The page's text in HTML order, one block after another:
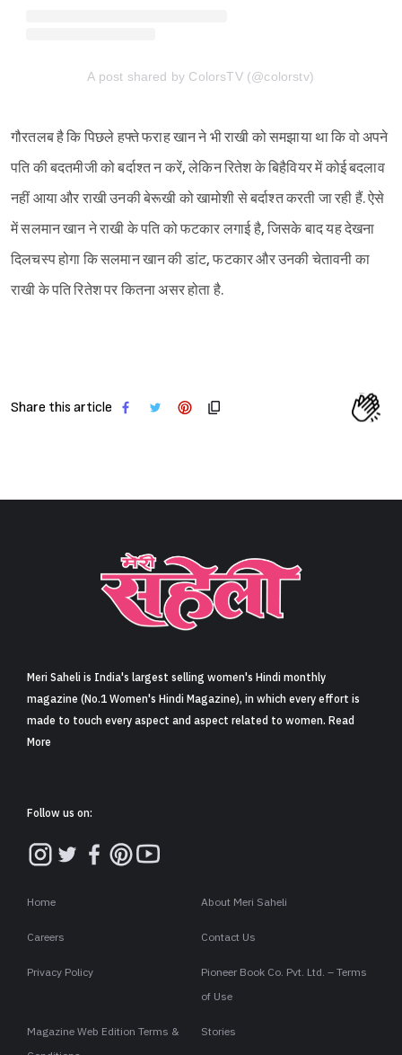
A post shared by ColorsTV (@colorstv)
गौरतलब है कि पिछले हफ्ते फराह खान ने भी राखी को समझाया था कि वो अपने
पति की बदतमीजी को बर्दाश्त न करें, लेकिन रितेश के बिहैवियर में कोई बदलाव
नहीं आया और राखी उनकी बेरूखी को खामोशी से बर्दाश्त करती जा रही हैं. ऐसे
में सलमान खान ने राखी के पति को फटकार लगाई है, जिसके बाद यह देखना
दिलचस्प होगा कि सलमान खान की डांट, फटकार और उनकी चेतावनी का
राखी के पति रितेश पर कितना असर होता है.
Share this article
Meri Saheli is India's largest selling women's Hindi monthly
magazine (No.1 Women's Hindi Magazine), in which every effort is
made to touch every aspect and aspect related to women. Read
More
Follow us on:
Home About Meri Saheli
Careers Contact Us
Privacy Policy
Pioneer Book Co. Pvt. Ltd. – Terms
of Use
Magazine Web Edition Terms &
Stories